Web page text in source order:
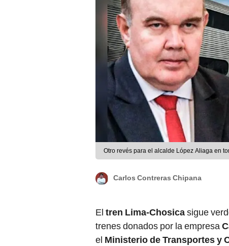
Otro revés para el alcalde López Aliaga en
Carlos Contreras Chipana
El tren Lima-Chosicasigue
trenes donados por la empresa
el Ministerio de Transportes y